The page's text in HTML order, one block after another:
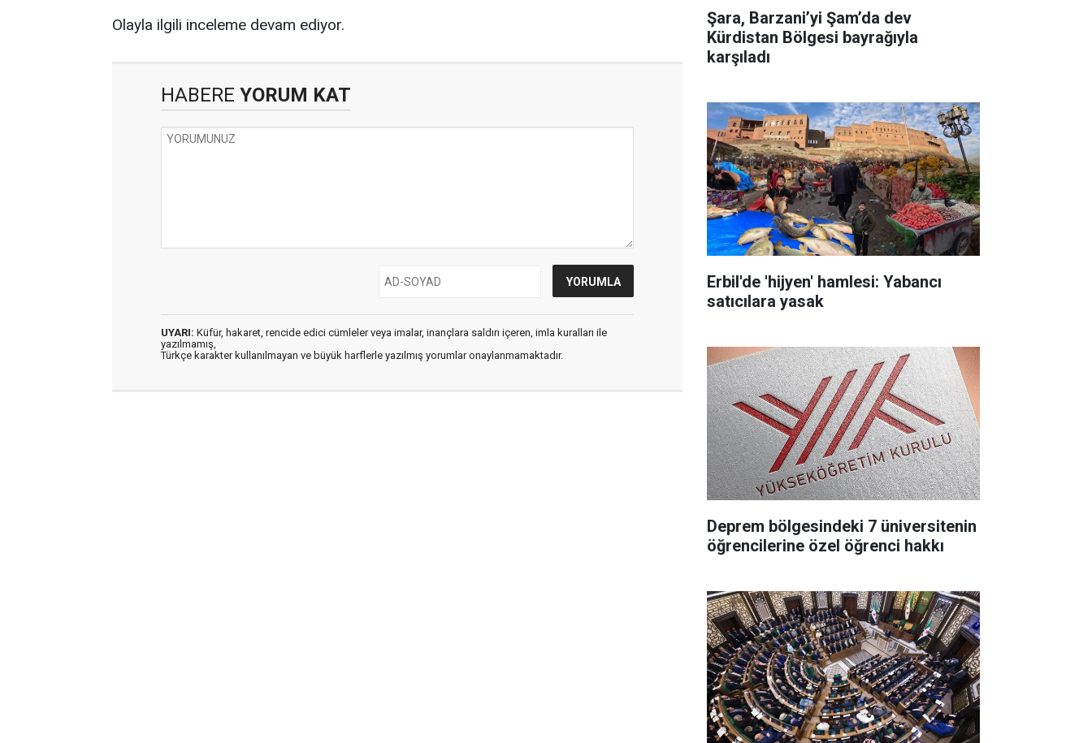
Olayla ilgili inceleme devam ediyor.
HABERE YORUM KAT
UYARI: Küfür, hakaret, rencide edici cümleler veya imalar, inançlara saldırı içeren, imla kuralları ile
yazılmamış,
Türkçe karakter kullanılmayan ve büyük harflerle yazılmış yorumlar onaylanmamaktadır.
Şara, Barzani’yi Şam’da dev
Kürdistan Bölgesi bayrağıyla
karşıladı
Erbil'de 'hijyen' hamlesi: Yabancı
satıcılara yasak
Deprem bölgesindeki 7 üniversitenin
öğrencilerine özel öğrenci hakkı